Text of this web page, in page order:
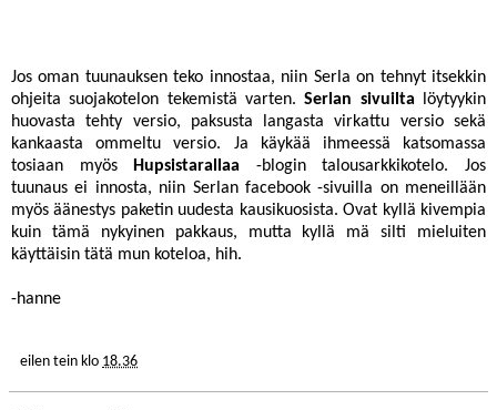
Jos oman tuunauksen teko innostaa, niin Serla on tehnyt itsekkin
ohjeita suojakotelon tekemistä varten.Serlan sivuilta löytyykin
huovasta tehty versio, paksusta langasta virkattu versio sekä
kankaasta ommeltu versio. Ja käykää ihmeessä katsomassa
tosiaan myös
Hupsistarallaa -blogin talousarkkikotelo. Jos
tuunaus ei innosta, niin Serlan facebook-sivuilla on meneillään
myös äänestys paketin uudesta kausikuosista. Ovat kyllä kivempia
kuin tämä nykyinen pakkaus, mutta kyllä mä silti mieluiten
käyttäisin tätä mun koteloa, hih.
-hanne
eilen tein klo 18.36